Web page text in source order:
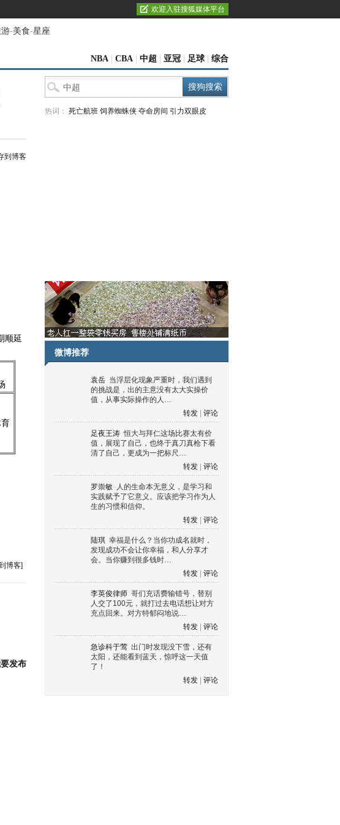
欢迎入驻搜狐媒体平台
-美食-星座
NBA CBA 中超 亚冠 足球 综合
到博客
顺延
博客]
发布
热词： 死亡航班 饲养蜘蛛侠 夺命房间 引力双眼皮
微博推荐
袁岳 当浮层化现象严重时，我们遇到
的挑战是，出的主意没有太大实操价
值，从事实际操作的人…
转发
评论
足夜王涛 恒大与拜仁这场比赛太有价
值，展现了自己，也终于真刀真枪下看
清了自己，更成为一把标尺…
转发
评论
罗崇敏 人的生命本无意义，是学习和
实践赋予了它意义。应该把学习作为人
生的习惯和信仰。
转发
评论
陆琪 幸福是什么？当你功成名就时，
发现成功不会让你幸福，和人分享才
会。当你赚到很多钱时…
转发
评论
李英俊律师 哥们充话费输错号，替别
人交了100元，就打过去电话想让对方
充点回来。对方特郁闷地说…
转发
评论
急诊科于莺 出门时发现没下雪，还有
太阳，还能看到蓝天，惊呼这一天值
了！
转发
评论